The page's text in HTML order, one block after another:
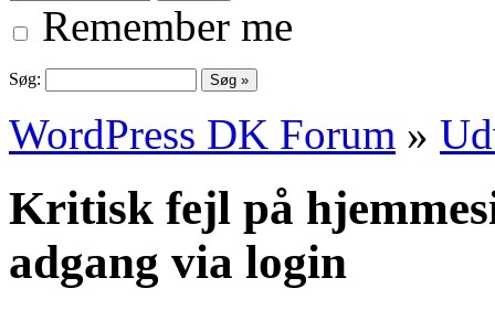
Remember me
Søg:
WordPress DK Forum »
Kritisk fejl på
adgang via login